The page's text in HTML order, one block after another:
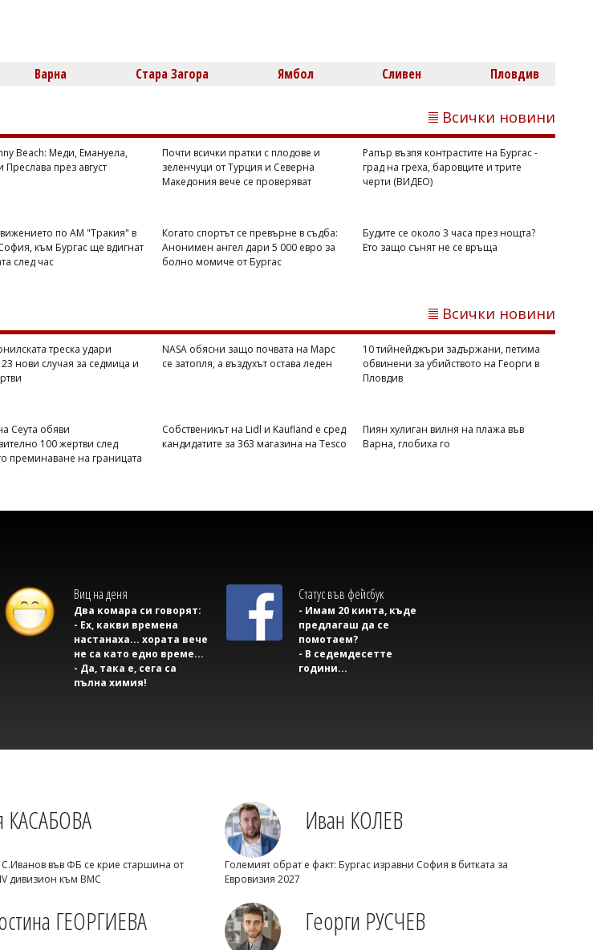
кафето
Михаил ДИМИТРОВ
Михаил ДИМИТРОВ
Варна Стара Загора Ямбол Сливен Пловдив
Всички новини
Beach: Меди, Емануела,
Преслава през август
Почти всички пратки с плодове и
зеленчуци от Турция и Северна
Македония вече се проверяват
Рапър възпя контрастите на Бургас -
град на греха, баровците и трите
черти (ВИДЕО)
по АМ "Тракия" в
към Бургас ще вдигнат
след час
Когато спортът се превърне в съдба:
Анонимен ангел дари 5 000 евро за
болно момиче от Бургас
Будите се около 3 часа през нощта?
Ето защо сънят не се връща
Всички новини
треска удари
нови случая за седмица и
NASA обясни защо почвата на Марс
се затопля, а въздухът остава леден
10 тийнейджъри задържани, петима
обвинени за убийството на Георги в
Пловдив
Сеута обяви
100 жертви след
преминаване на границата
Собственикът на Lidl и Kaufland е сред
кандидатите за 363 магазина на Tesco
Пиян хулиган вилня на плажа във
Варна, глобиха го
Виц на деня
Два комара си говорят:
- Ех, какви времена
настанаха... хората вече
не са като едно време...
- Да, така е, сега са
пълна химия!
Статус във фейсбук
- Имам 20 кинта, къде
предлагаш да се
помотаем?
- В седемдесетте
години...
КАСАБОВА
във ФБ се крие старшина от
дивизион към ВМС
Иван КОЛЕВ
Големият обрат е факт: Бургас изравни София в битката за
Евровизия 2027
ГЕОРГИЕВА Георги РУСЧЕВ